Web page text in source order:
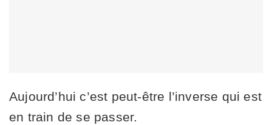
Aujourd’hui c’est peut-être l’inverse qui est
en train de se passer.